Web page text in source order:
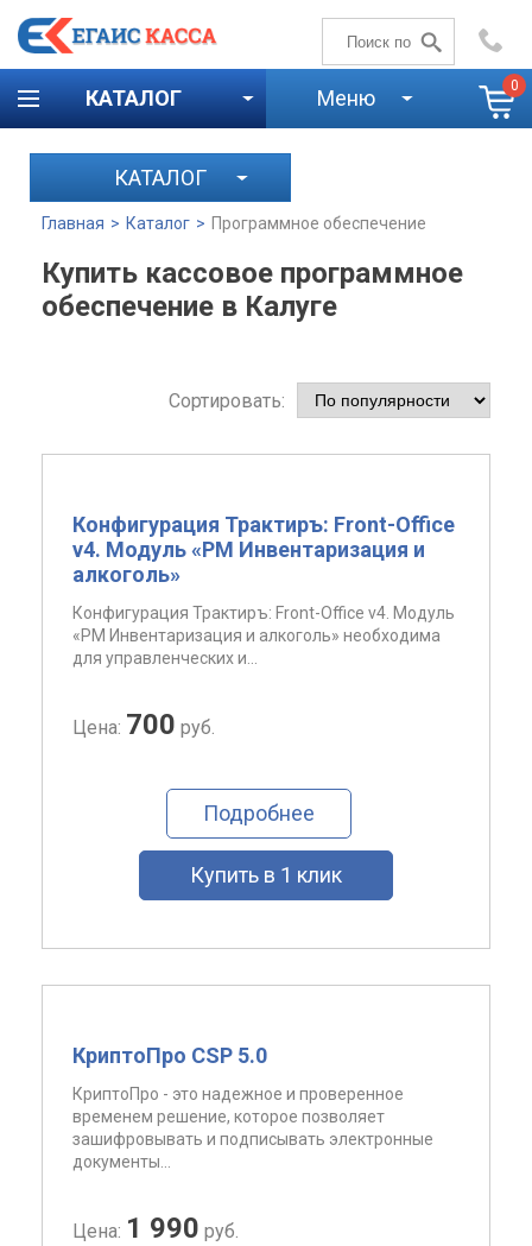
+7 (4842)59-58-00
КАТАЛОГ Меню 0
КАТАЛОГ
Главная > Каталог > Программное обеспечение
Купить кассовое программное
обеспечение в Калуге
Сортировать:
Конфигурация Трактиръ: Front-Office
v4. Модуль «РМ Инвентаризация и
алкоголь»
Конфигурация Трактиръ: Front-Office v4. Модуль
«РМ Инвентаризация и алкоголь» необходима
для управленческих и...
Цена: 700 руб.
Подробнее
Купить в 1 клик
КриптоПро CSP 5.0
КриптоПро - это надежное и проверенное
временем решение, которое позволяет
зашифровывать и подписывать электронные
документы...
Цена: 1 990 руб.